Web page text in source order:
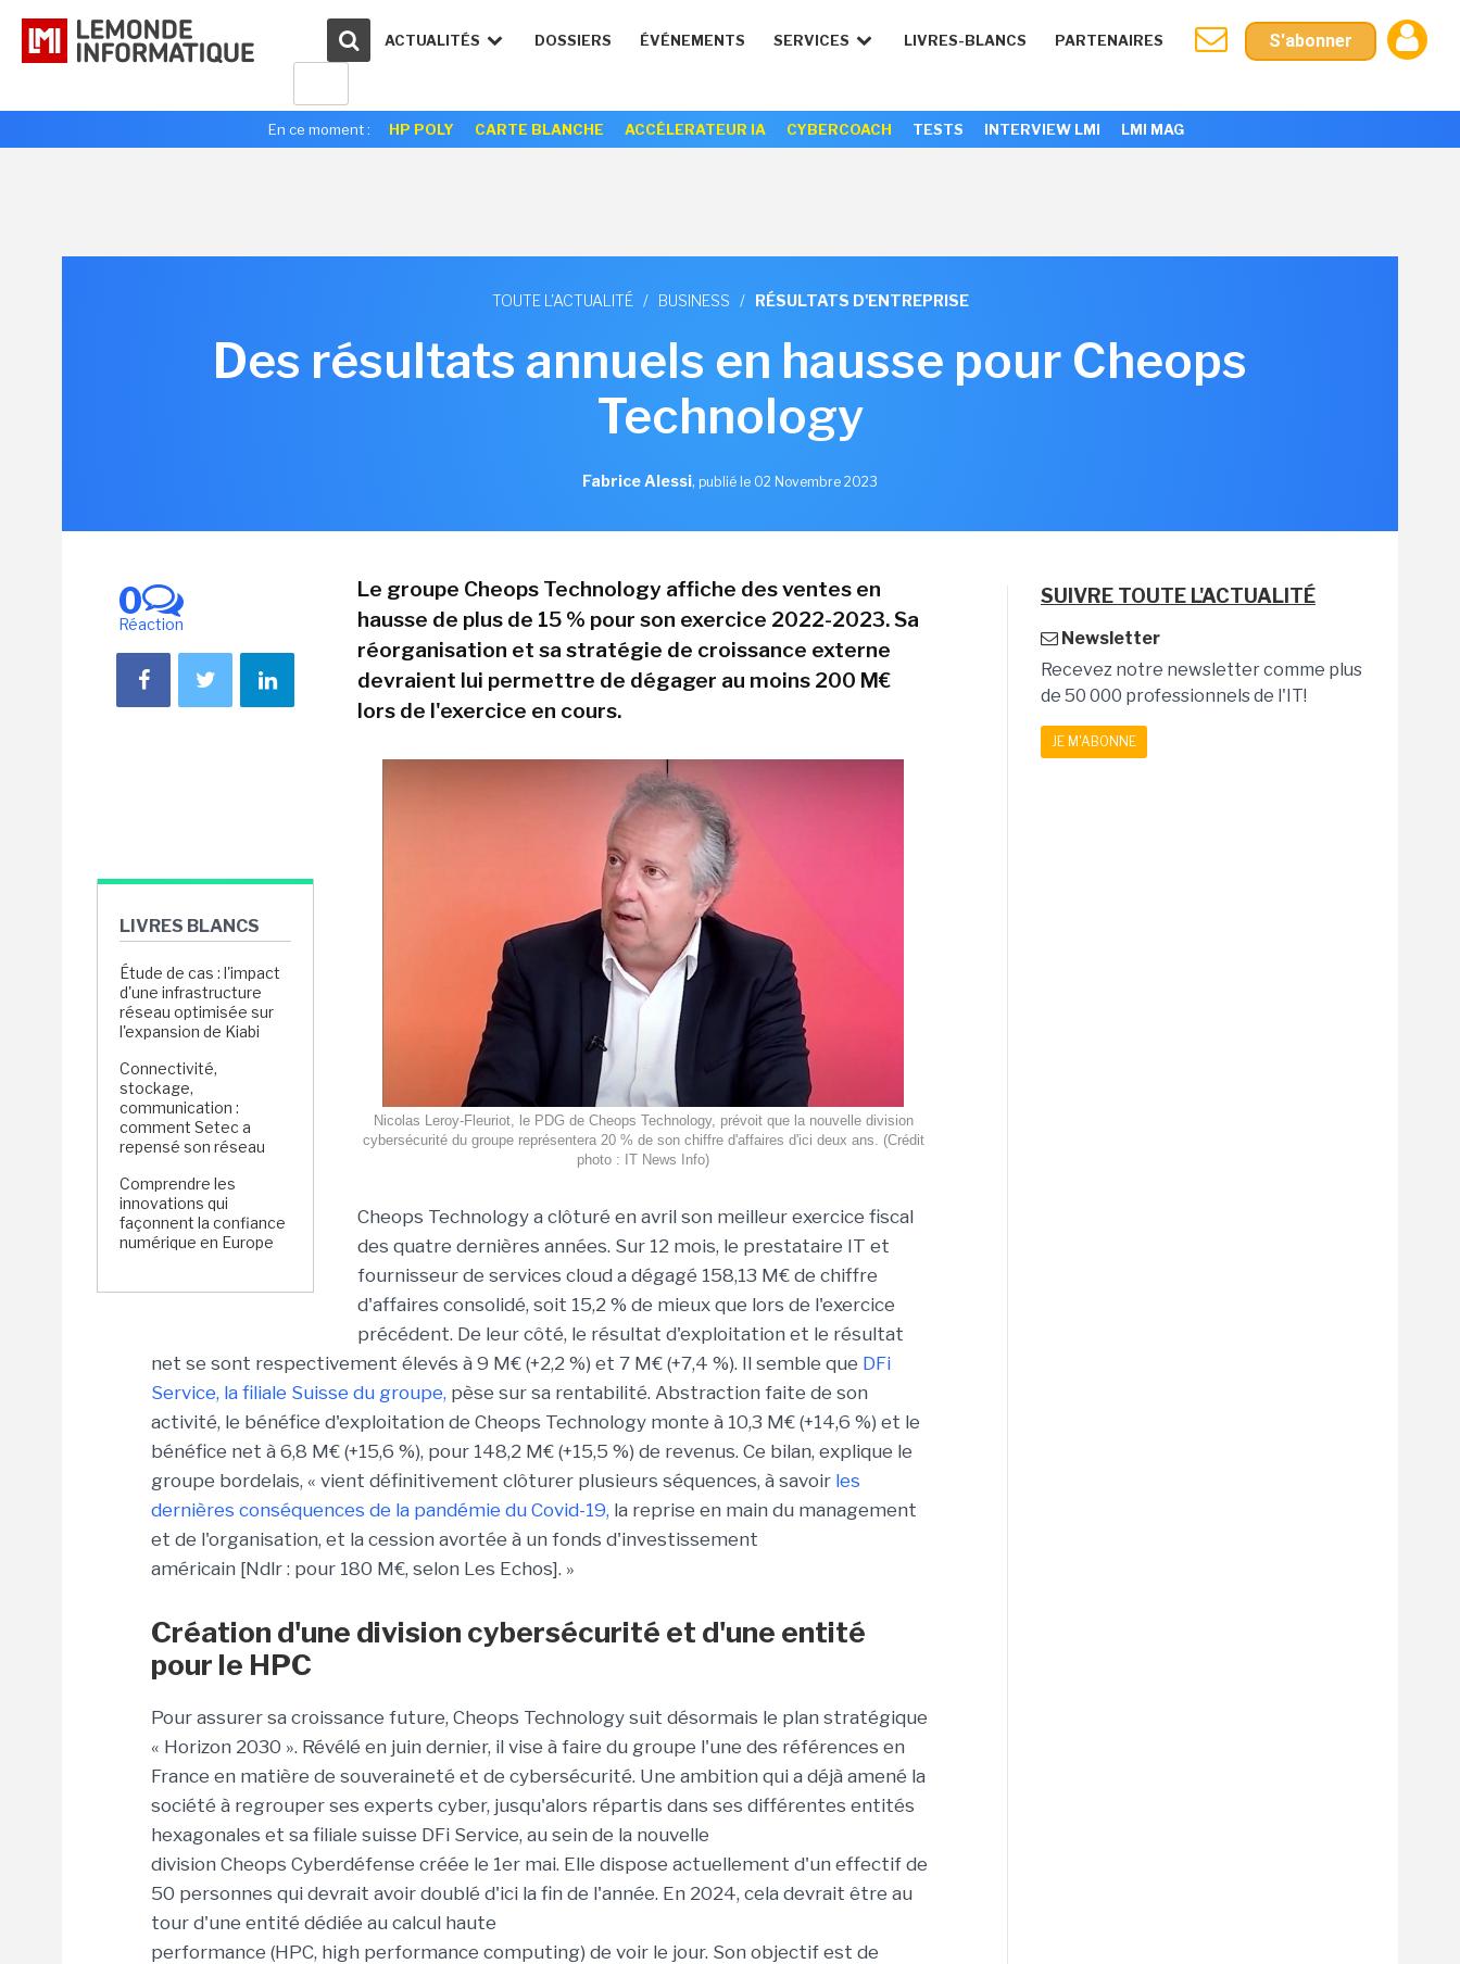
ACTUALITÉS DOSSIERS ÉVÉNEMENTS SERVICES LIVRES-BLANCS PARTENAIRES S'abonner
En ce moment : HP POLY CARTE BLANCHE ACCÉLERATEUR IA CYBERCOACH TESTS INTERVIEW LMI LMI MAG
TOUTE L'ACTUALITÉ / BUSINESS / RÉSULTATS D'ENTREPRISE
Des résultats annuels en hausse pour Cheops
Technology
Fabrice Alessi, publié le 02 Novembre 2023
0
Réaction
LIVRES BLANCS
Étude de cas : l'impact
d'une infrastructure
réseau optimisée sur
l'expansion de Kiabi
Connectivité,
stockage,
communication :
comment Setec a
repensé son réseau
Comprendre les
innovations qui
façonnent la confiance
numérique en Europe
Le groupe Cheops Technology affiche des ventes en
hausse de plus de 15 % pour son exercice 2022-2023. Sa
réorganisation et sa stratégie de croissance externe
devraient lui permettre de dégager au moins 200 M€
lors de l'exercice en cours.
Nicolas Leroy-Fleuriot, le PDG de Cheops Technology, prévoit que la nouvelle division
cybersécurité du groupe représentera 20 % de son chiffre d'affaires d'ici deux ans. (Crédit
photo : IT News Info)
Cheops Technology a clôturé en avril son meilleur exercice fiscal
des quatre dernières années. Sur 12 mois, le prestataire IT et
fournisseur de services cloud a dégagé 158,13 M€ de chiffre
d'affaires consolidé, soit 15,2 % de mieux que lors de l'exercice
précédent. De leur côté, le résultat d'exploitation et le résultat
net se sont respectivement élevés à 9 M€ (+2,2 %) et 7 M€ (+7,4 %). Il semble que DFi
Service, la filiale Suisse du groupe, pèse sur sa rentabilité. Abstraction faite de son
activité, le bénéfice d'exploitation de Cheops Technology monte à 10,3 M€ (+14,6 %) et le
bénéfice net à 6,8 M€ (+15,6 %), pour 148,2 M€ (+15,5 %) de revenus. Ce bilan, explique le
groupe bordelais, « vient définitivement clôturer plusieurs séquences, à savoir les
dernières conséquences de la pandémie du Covid-19, la reprise en main du management
et de l'organisation, et la cession avortée à un fonds d'investissement
américain [Ndlr : pour 180 M€, selon Les Echos]. »
Création d'une division cybersécurité et d'une entité
pour le HPC
Pour assurer sa croissance future, Cheops Technology suit désormais le plan stratégique
« Horizon 2030 ». Révélé en juin dernier, il vise à faire du groupe l'une des références en
France en matière de souveraineté et de cybersécurité. Une ambition qui a déjà amené la
société à regrouper ses experts cyber, jusqu'alors répartis dans ses différentes entités
hexagonales et sa filiale suisse DFi Service, au sein de la nouvelle
division Cheops Cyberdéfense créée le 1er mai. Elle dispose actuellement d'un effectif de
50 personnes qui devrait avoir doublé d'ici la fin de l'année. En 2024, cela devrait être au
tour d'une entité dédiée au calcul haute
performance (HPC, high performance computing) de voir le jour. Son objectif est de
SUIVRE TOUTE L'ACTUALITÉ
Newsletter
Recevez notre newsletter comme plus
de 50 000 professionnels de l'IT!
JE M'ABONNE